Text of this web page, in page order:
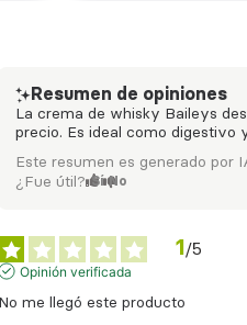
Resumen de opiniones
La crema de whisky Baileys
precio. Es ideal como digestivo
Este resumen es generado por
¿Fue útil? Sí No
1 /5
Opinión verificada
No me llegó este producto